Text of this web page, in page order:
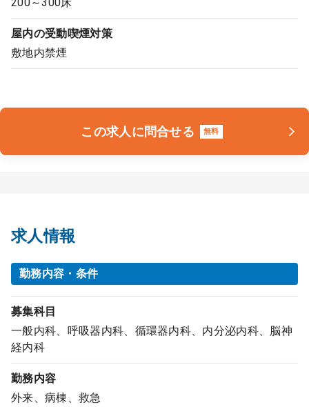
お問合せ
屋内の受動喫煙対策
敷地内禁煙
この求人に問合せる 無料
求人情報
勤務内容・条件
募集科目
一般内科、呼吸器内科、循環器内科、内分泌内科、脳神
経内科
勤務内容
外来、病棟、救急